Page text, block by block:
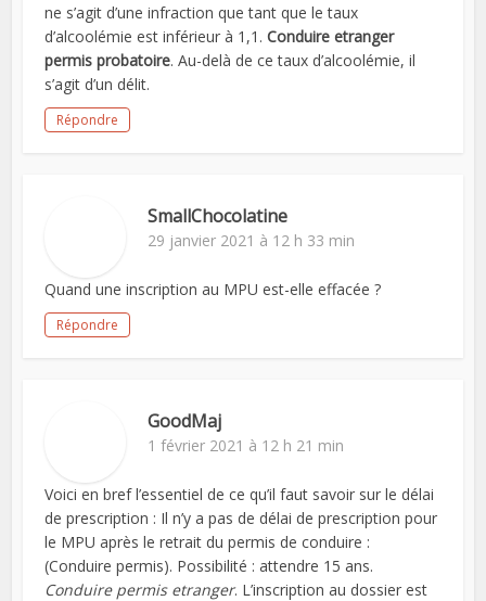
ne s’agit d’une infraction que tant que le taux
d’alcoolémie est inférieur à 1,1.Conduire etranger
permis probatoire. Au-delà de ce taux d’alcoolémie, il
s’agit d’un délit.
Répondre
SmallChocolatine
29 janvier 2021 à 12 h 33 min
Quand une inscription au MPU est-elle effacée ?
Répondre
GoodMaj
1 février 2021 à 12 h 21 min
Voici en bref l’essentiel de ce qu’il faut savoir sur le délai
de prescription : Il n’y a pas de délai de prescription pour
le MPU après le retrait du permis de conduire :
(Conduire permis). Possibilité : attendre 15 ans.
Conduire permis etranger. L’inscription au dossier est